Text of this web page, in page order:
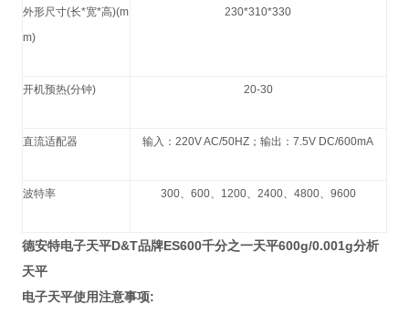
外形尺寸(长*宽*高)(m
m)
230*310*330
开机预热(分钟) 20-30
直流适配器 输入：220V AC/50HZ ；输出：7.5V DC/600mA
波特率 300、 600、 1200、 2400、 4800、 9600
德安特电子天平D&T品牌ES600千分之一天平600g/0.001g分析
天平
电子天平使用注意事项: